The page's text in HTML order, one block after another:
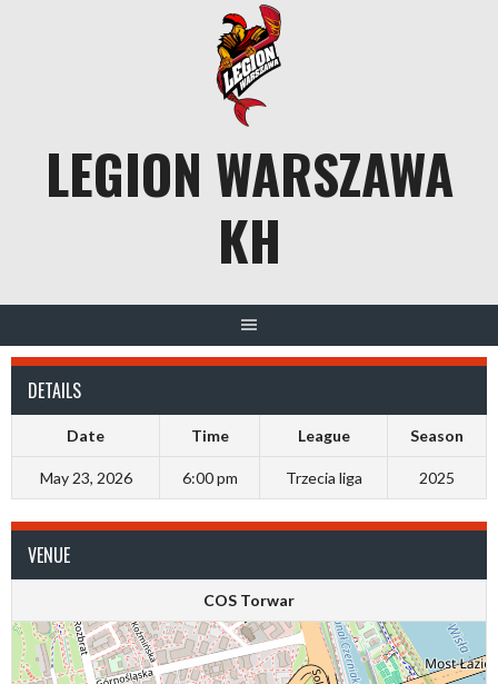
LEGION WARSZAWA
KH
DETAILS
Date Time League Season
May 23, 2026 6:00 pm Trzecia liga 2025
VENUE
COS Torwar